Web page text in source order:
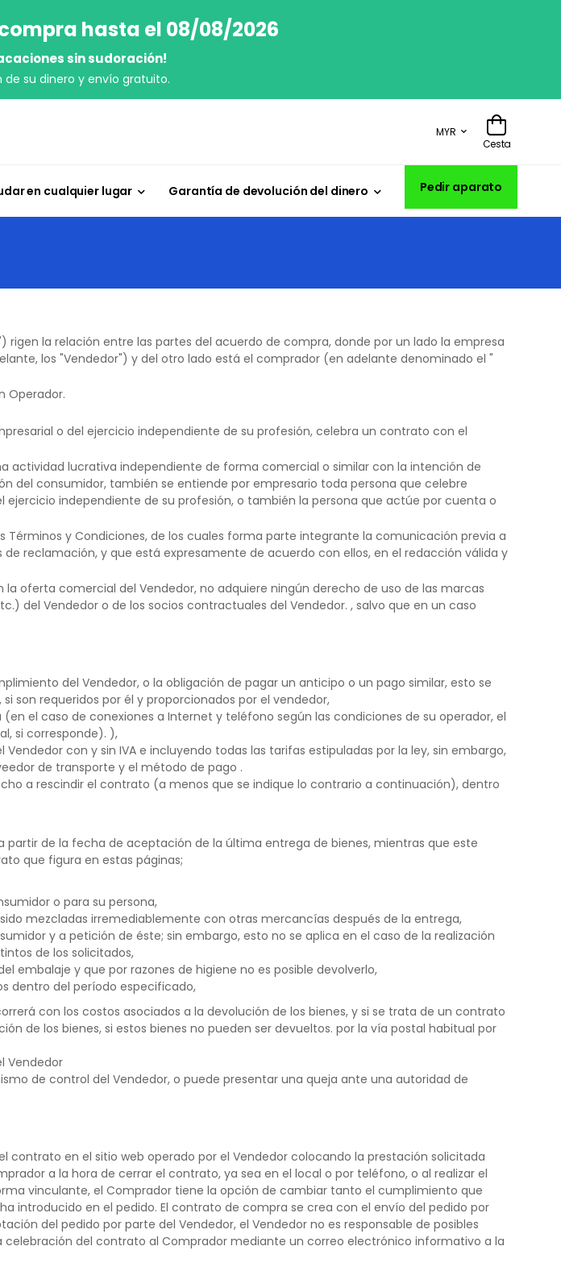
hasta el 08/08/2026
sin sudoración!
su dinero y envío gratuito.
MYR
Cesta
en cualquier lugar Garantía de devolución del dinero Pedir aparato
rigen la relación entre las partes del acuerdo de compra, donde por un lado la empresa
adelante, los "Vendedor") y del otro lado está el comprador (en adelante denominado el "
Operador.
o del ejercicio independiente de su profesión, celebra un contrato con el
actividad lucrativa independiente de forma comercial o similar con la intención de
del consumidor, también se entiende por empresario toda persona que celebre
independiente de su profesión, o también la persona que actúe por cuenta o
y Condiciones, de los cuales forma parte integrante la comunicación previa a
reclamación, y que está expresamente de acuerdo con ellos, en el redacción válida y
oferta comercial del Vendedor, no adquiere ningún derecho de uso de las marcas
del Vendedor o de los socios contractuales del Vendedor. , salvo que en un caso
del Vendedor, o la obligación de pagar un anticipo o un pago similar, esto se
son requeridos por él y proporcionados por el vendedor,
el caso de conexiones a Internet y teléfono según las condiciones de su operador, el
si corresponde). ),
con y sin IVA e incluyendo todas las tarifas estipuladas por la ley, sin embargo,
de transporte y el método de pago .
a rescindir el contrato (a menos que se indique lo contrario a continuación), dentro
de la fecha de aceptación de la última entrega de bienes, mientras que este
que figura en estas páginas;
o para su persona,
mezcladas irremediablemente con otras mercancías después de la entrega,
y a petición de éste; sin embargo, esto no se aplica en el caso de la realización
de los solicitados,
embalaje y que por razones de higiene no es posible devolverlo,
dentro del período especificado,
con los costos asociados a la devolución de los bienes, y si se trata de un contrato
de los bienes, si estos bienes no pueden ser devueltos. por la vía postal habitual por
Vendedor
de control del Vendedor, o puede presentar una queja ante una autoridad de
en el sitio web operado por el Vendedor colocando la prestación solicitada
a la hora de cerrar el contrato, ya sea en el local o por teléfono, o al realizar el
vinculante, el Comprador tiene la opción de cambiar tanto el cumplimiento que
introducido en el pedido. El contrato de compra se crea con el envío del pedido por
del pedido por parte del Vendedor, el Vendedor no es responsable de posibles
del contrato al Comprador mediante un correo electrónico informativo a la